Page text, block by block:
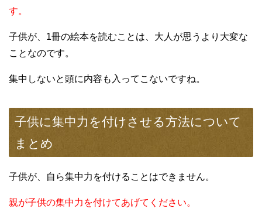
す。
子供が、1冊の絵本を読むことは、大人が思うより大変な
ことなのです。
集中しないと頭に内容も入ってこないですね。
子供に集中力を付けさせる方法について
まとめ
子供が、自ら集中力を付けることはできません。
親が子供の集中力を付けてあげてください。